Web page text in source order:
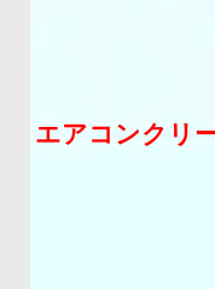
エアコンクリ